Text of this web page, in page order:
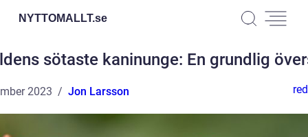
NYTTOMALLT.se
sötaste kaninunge: En grundlig
2023 Jon Larsson